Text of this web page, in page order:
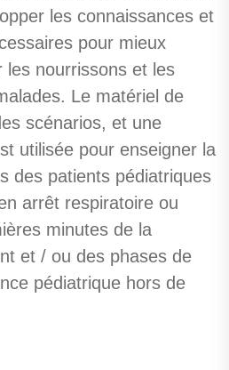
les connaissances et
pour mieux
nourrissons et les
Le matériel de
scénarios, et une
utilisée pour enseigner la
des patients pédiatriques
arrêt respiratoire ou
minutes de la
et / ou des phases de
pédiatrique hors de